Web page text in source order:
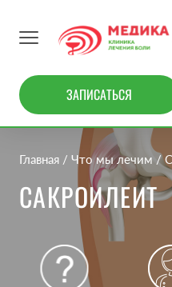
ЗАПИСАТЬСЯ
Главная Что мы лечим
САКРОИЛЕИТ